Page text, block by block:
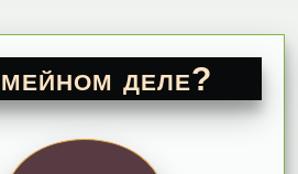
деле?